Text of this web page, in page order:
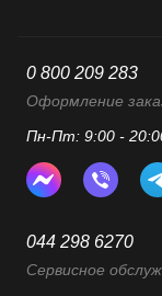
0 800 209 283
Оформление
Пн-Пт: 9:00 -
044 298 6270
Сервисное